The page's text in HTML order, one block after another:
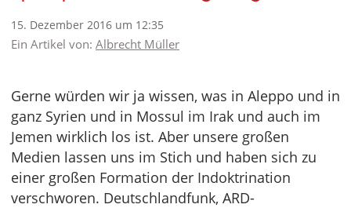
15. Dezember 2016 um 12:35
Ein Artikel von: Albrecht Müller
Gerne würden wir ja wissen, was in Aleppo und in
ganz Syrien und in Mossul im Irak und auch im
Jemen wirklich los ist. Aber unsere großen
Medien lassen uns im Stich und haben sich zu
einer großen Formation der Indoktrination
verschworen. Deutschlandfunk, ARD-